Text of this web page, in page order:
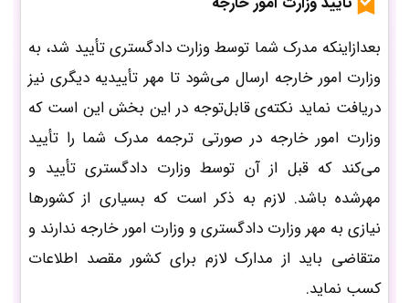
بعدازاینکه مدرک شما توسط وزارت دادگستری تأیید شد، به
وزارت امور خارجه ارسال می‌شود تا مهر تأییدیه دیگری نیز
دریافت نماید نکته‌ی قابل‌توجه در این بخش این است که
وزارت امور خارجه در صورتی ترجمه مدرک شما را تأیید
می‌کند که قبل از آن توسط وزارت دادگستری تأیید و
مهرشده باشد. لازم به ذکر است که بسیاری از کشورها
نیازی به مهر وزارت دادگستری و وزارت امور خارجه ندارند و
متقاضی باید از مدارک لازم برای کشور مقصد اطلاعات
کسب نماید.